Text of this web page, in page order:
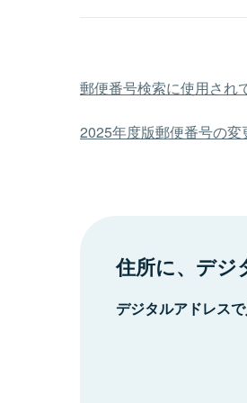
郵便番号検索に使用され
2025年度版郵便番号の変
住所に、デジ
デジタルアドレス